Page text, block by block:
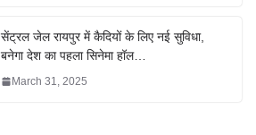
सेंट्रल जेल रायपुर में कैदियों के लिए नई सुविधा,
बनेगा देश का पहला सिनेमा हॉल…
March 31, 2025